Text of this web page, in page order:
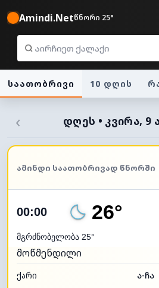
Amindi.Netწნორი 25°
საათობრივი 10 დღის
‹ ᲓᲦᲔᲡ • ᲙᲕᲘᲠᲐ, 9
ᲐᲛᲘᲜᲓᲘ ᲡᲐᲐᲗᲝᲑᲠᲘᲕᲐᲓ ᲬᲜᲝᲠᲨᲘ
00:00 26°
მგრძნობელობა 25°
მოწმენდილი
ქარი
ა-ჩა